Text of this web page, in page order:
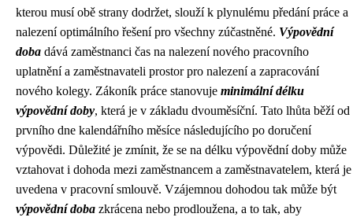
kterou musí obě strany dodržet, slouží k plynulému předání práce a
nalezení optimálního řešení pro všechny zúčastněné. Výpovědní
doba dává zaměstnanci čas na nalezení nového pracovního
uplatnění a zaměstnavateli prostor pro nalezení a zapracování
nového kolegy. Zákoník práce stanovuje minimální délku
výpovědní doby, která je v základu dvouměsíční. Tato lhůta běží od
prvního dne kalendářního měsíce následujícího po doručení
výpovědi. Důležité je zmínit, že se na délku výpovědní doby může
vztahovat i dohoda mezi zaměstnancem a zaměstnavatelem, která je
uvedena v pracovní smlouvě. Vzájemnou dohodou tak může být
výpovědní doba zkrácena nebo prodloužena, a to tak, aby